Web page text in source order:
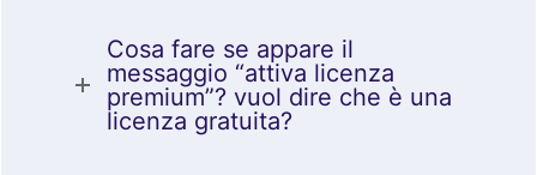
Cosa fare se appare il
messaggio “attiva licenza
premium”? vuol dire che è una
licenza gratuita?